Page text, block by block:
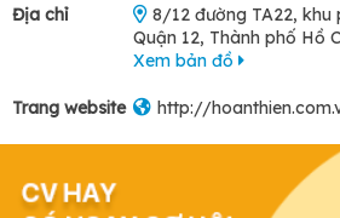
Địa chỉ
8/12 đường TA22, khu
Quận 12, Thành phố Hồ
Xem bản đồ
Trang website http://